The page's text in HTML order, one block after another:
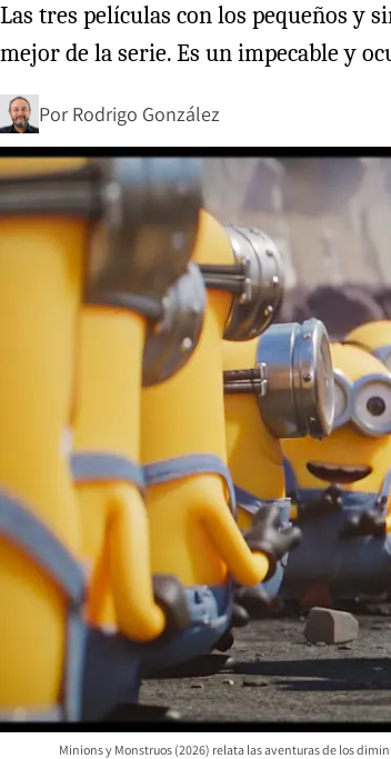
Las tres películas con los pequeños y
mejor de la serie. Es un impecable y
Por Rodrigo González
Minions y Monstruos (2026) relata las aventuras de los